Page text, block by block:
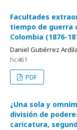
Facultades
tiempo de guerra
Colombia (1876-
Daniel Gutiérrez Ardila
hc461
PDF
¿Una sola y
división de
caricatura,